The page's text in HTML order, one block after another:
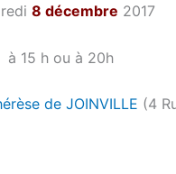
8 décembre 2017
à 15 h ou à 20h
de JOINVILLE (4